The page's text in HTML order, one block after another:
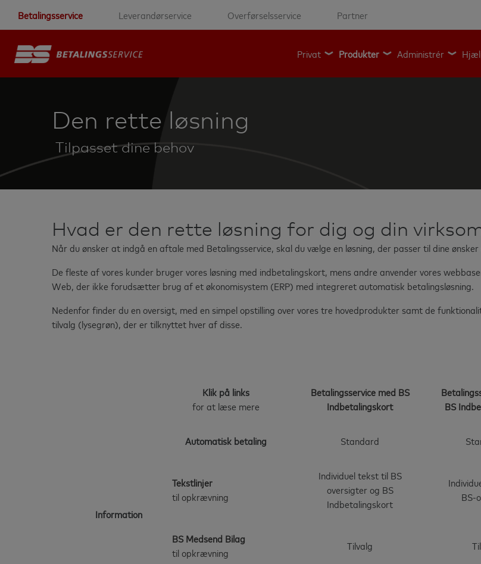
Betalingsservice Leverandørservice Overførselsservice Partner
Privat Produkter Administrér
Den rette løsning
Tilpasset dine behov
Hvad er den rette løsning for dig og din
Når du ønsker at indgå en aftale med Betalingsservice, skal du vælge en løsning, der passer til dine ønsker
De fleste af vores kunder bruger vores løsning med indbetalingskort, mens andre anvender vores
Web, der ikke forudsætter brug af et økonomisystem (ERP) med integreret automatisk betalingsløsning.
Nedenfor finder du en oversigt, med en simpel opstilling over vores tre hovedprodukter samt de
tilvalg (lysegrøn), der er tilknyttet hver af disse.
Klik på links
for at læse mere
Betalingsservice med BS
Indbetalingskort
BS
Automatisk betaling Standard
Information
Tekstlinjer
til opkrævning
Individuel tekst til BS
oversigter og BS
Indbetalingskort
BS-
BS Medsend Bilag
til opkrævning
Tilvalg